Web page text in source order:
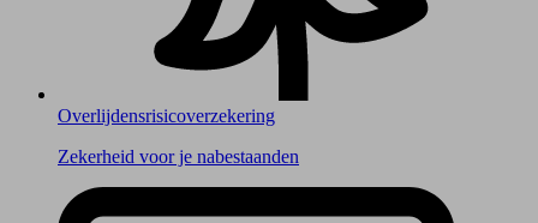
Overlijdens­risico­verzekering
Zekerheid voor je nabestaanden